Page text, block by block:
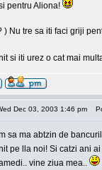
pentru Aliona!
) Nu tre sa iti faci griji
si iti urez o cat mai
Dec 03, 2003 1:46 pm
sa ma abtzin de
pe lla noi! Si catzi ani
vine ziua mea..